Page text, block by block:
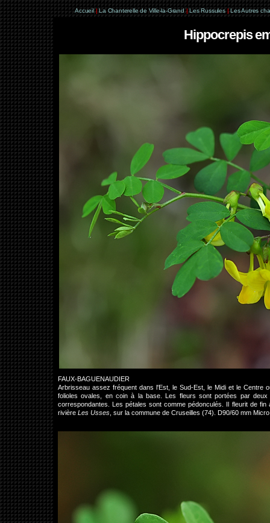
Accueil | La Chanterelle de Ville-la-Grand | Les Russules | Les Autres
Hippocrepis
FAUX-BAGUENAUDIER
Arbrisseau assez fréquent dans l'Est, le Sud-Est, le Midi et le Centre
folioles ovales, en coin à la base. Les fleurs sont portées par
correspondantes. Les pétales sont comme pédonculés. Il fleurit de
rivière Les Usses , sur la commune de Cruseilles (74). D90/60 mm